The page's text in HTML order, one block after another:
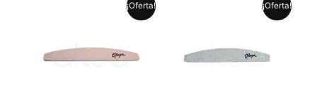
¡Oferta!
era:
1,89 €.
precio
es:
1,63 €.
¡Oferta!
era:
2,99 €.
precio
es:
2,50 €.